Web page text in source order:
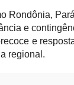
Rondônia,
e
e
regional.